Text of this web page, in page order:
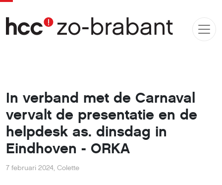
In verband met de Carnaval
vervalt de presentatie en de
helpdesk as. dinsdag in
Eindhoven - ORKA
7 februari 2024, Colette